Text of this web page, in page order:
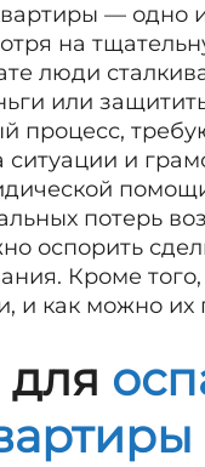
— одно
на
люди
или
процесс,
и
потерь
оспорить
Кроме
и как можно